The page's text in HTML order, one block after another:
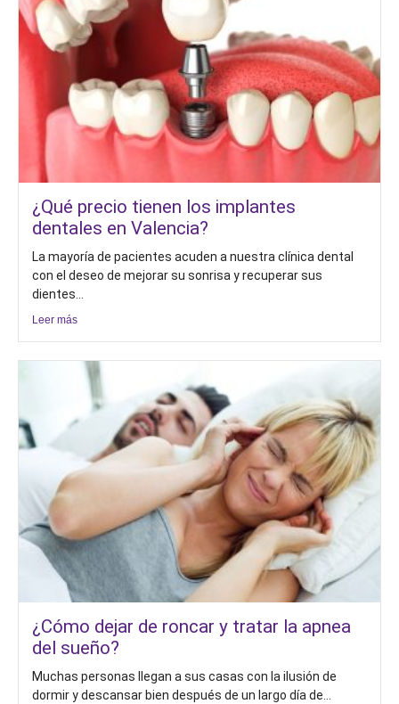
¿Qué precio tienen los implantes
dentales en Valencia?
La mayoría de pacientes acuden a nuestra clínica dental
con el deseo de mejorar su sonrisa y recuperar sus
dientes...
Leer más
¿Cómo dejar de roncar y tratar la apnea
del sueño?
Muchas personas llegan a sus casas con la ilusión de
dormir y descansar bien después de un largo día de...